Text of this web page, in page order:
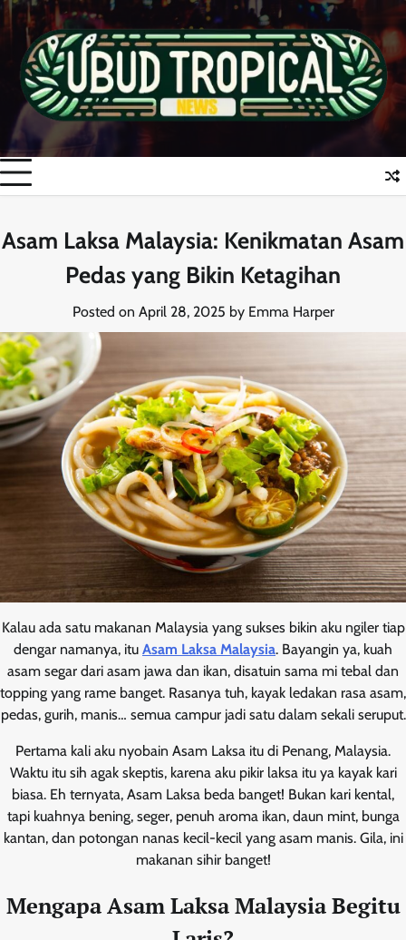
Skip
to
content
Asam Laksa Malaysia: Kenikmatan Asam
Pedas yang Bikin Ketagihan
Posted on April 28, 2025 by Emma Harper
Kalau ada satu makanan Malaysia yang sukses bikin aku ngiler tiap
dengar namanya, itu Asam Laksa Malaysia. Bayangin ya, kuah
asam segar dari asam jawa dan ikan, disatuin sama mi tebal dan
topping yang rame banget. Rasanya tuh, kayak ledakan rasa asam,
pedas, gurih, manis… semua campur jadi satu dalam sekali seruput.
Pertama kali aku nyobain Asam Laksa itu di Penang, Malaysia.
Waktu itu sih agak skeptis, karena aku pikir laksa itu ya kayak kari
biasa. Eh ternyata, Asam Laksa beda banget! Bukan kari kental,
tapi kuahnya bening, seger, penuh aroma ikan, daun mint, bunga
kantan, dan potongan nanas kecil-kecil yang asam manis. Gila, ini
makanan sihir banget!
Mengapa Asam Laksa Malaysia Begitu